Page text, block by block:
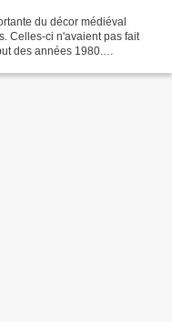
du décor médiéval
Celles-ci n'avaient pas fait
des années 1980.